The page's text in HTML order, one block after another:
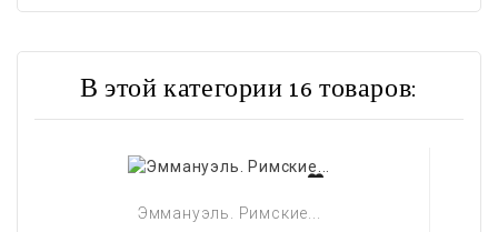
В этой категории 16 товаров:
Эммануэль. Римские...